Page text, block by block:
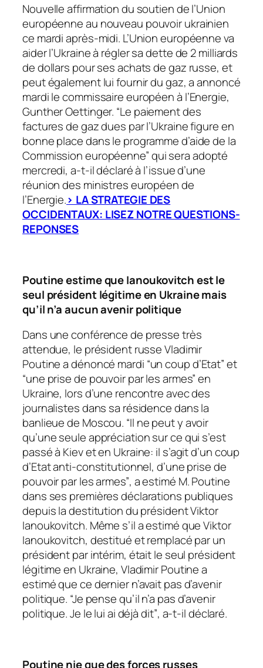
Nouvelle affirmation du soutien de l’Union
européenne au nouveau pouvoir ukrainien
ce mardi après-midi. L’Union européenne va
aider l’Ukraine à régler sa dette de 2 milliards
de dollars pour ses achats de gaz russe, et
peut également lui fournir du gaz, a annoncé
mardi le commissaire européen à l’Energie,
Gunther Oettinger. “Le paiement des
factures de gaz dues par l’Ukraine figure en
bonne place dans le programme d’aide de la
Commission européenne”qui sera adopté
mercredi, a-t-il déclaré à l’issue d’une
réunion des ministres européen de
l’Energie.> LA STRATEGIE DES
OCCIDENTAUX: LISEZ NOTRE QUESTIONS-
REPONSES
Poutine estime que Ianoukovitch est le
seul président légitime en Ukraine mais
qu’il n’a aucun avenir politique
Dans une conférence de presse très
attendue, le président russe Vladimir
Poutine a dénoncé mardi “un coup d’Etat”et
“une prise de pouvoir par les armes”en
Ukraine, lors d’une rencontre avec des
journalistes dans sa résidence dans la
banlieue de Moscou. “Il ne peut y avoir
qu’une seule appréciation sur ce qui s’est
passé à Kiev et en Ukraine: il s’agit d’un coup
d’Etat anti-constitutionnel, d’une prise de
pouvoir par les armes”, a estimé M. Poutine
dans ses premières déclarations publiques
depuis la destitution du président Viktor
Ianoukovitch. Même s’il a estimé que Viktor
Ianoukovitch, destitué et remplacé par un
président par intérim, était le seul président
légitime en Ukraine, Vladimir Poutine a
estimé que ce dernier n’avait pas d’avenir
politique. “Je pense qu’il n’a pas d’avenir
politique. Je le lui ai déjà dit”, a-t-il déclaré.
Poutine nie que des forces russes